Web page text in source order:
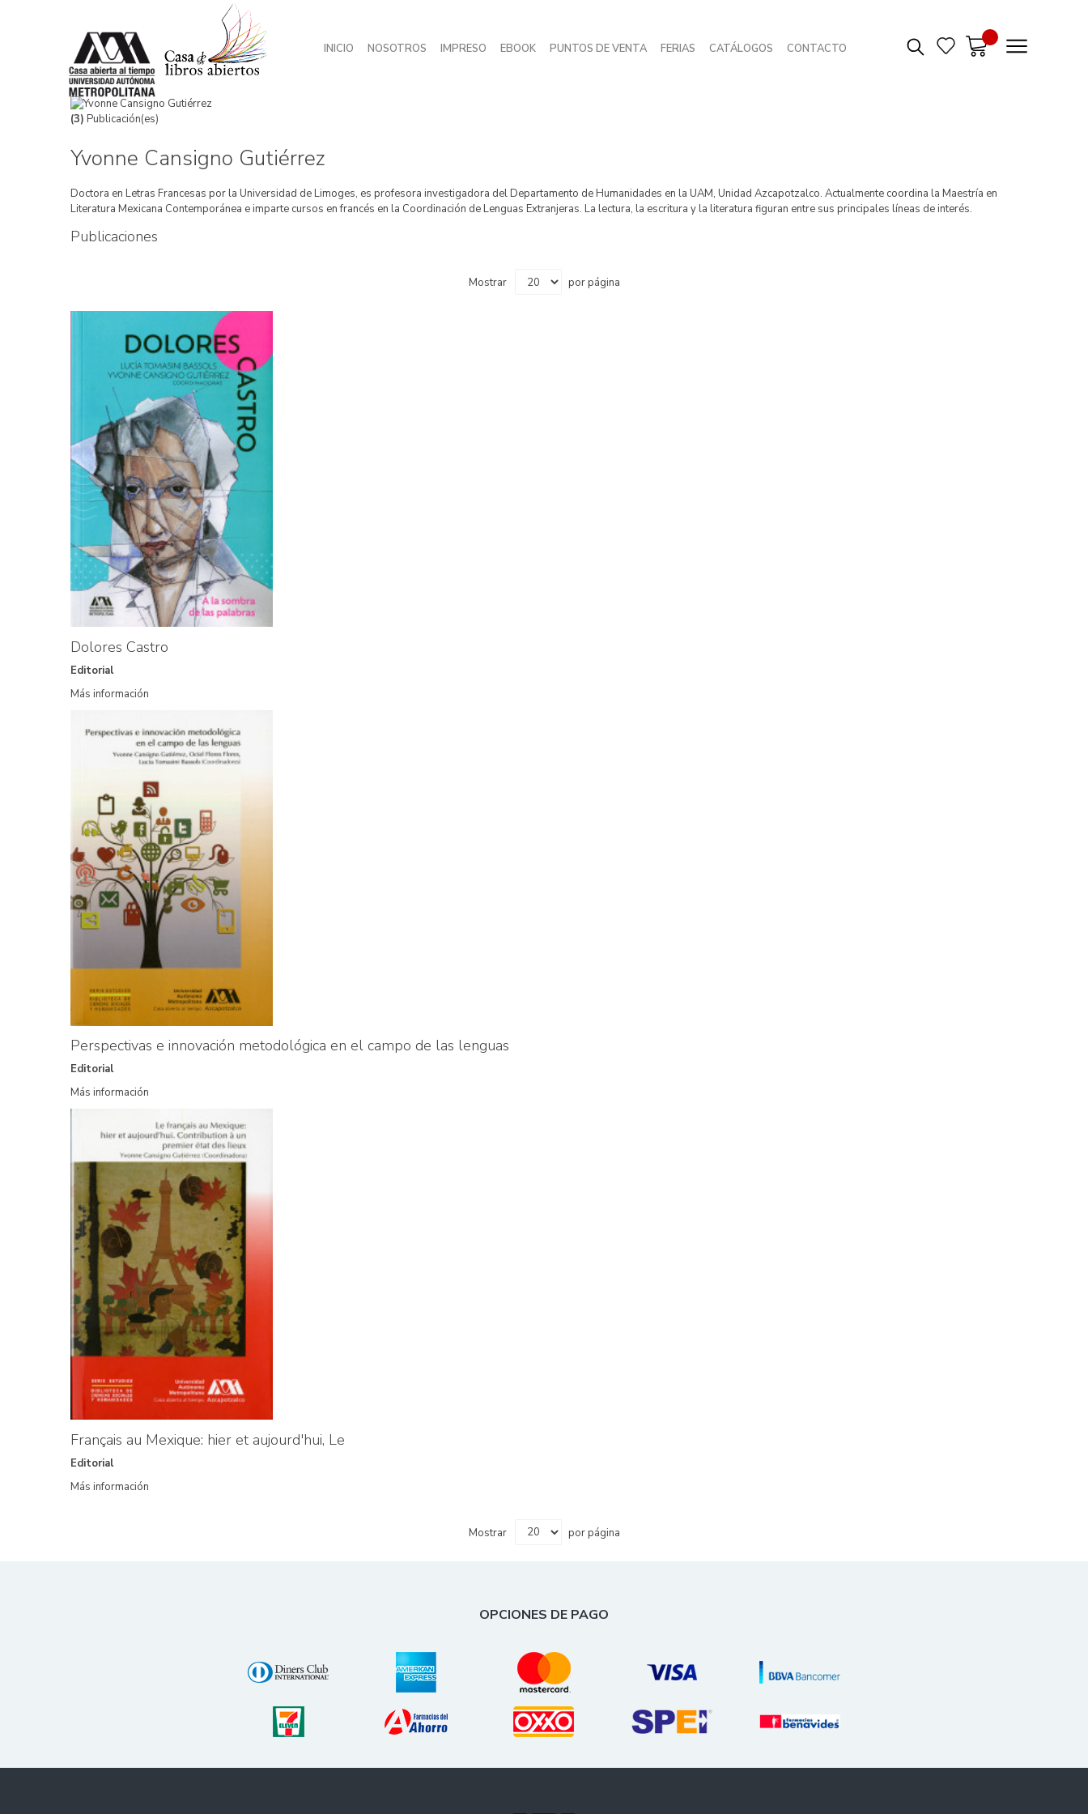
INICIO NOSOTROS IMPRESO EBOOK PUNTOS DE VENTA FERIAS CATÁLOGOS CONTACTO
(3) Publicación(es)
Yvonne Cansigno Gutiérrez
Doctora en Letras Francesas por la Universidad de Limoges, es profesora investigadora del Departamento de Humanidades en la UAM, Unidad Azcapotzalco. Actualmente coordina la Maestría en
Literatura Mexicana Contemporánea e imparte cursos en francés en la Coordinación de Lenguas Extranjeras. La lectura, la escritura y la literatura figuran entre sus principales líneas de interés.
Publicaciones
Mostrar por página
Dolores Castro
Editorial
Más información
Perspectivas e innovación metodológica en el campo de las lenguas
Editorial
Más información
Français au Mexique: hier et aujourd'hui, Le
Editorial
Más información
Mostrar por página
OPCIONES DE PAGO